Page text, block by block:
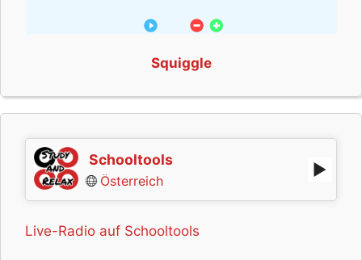
Squiggle
Schooltools
Österreich
Live-Radio auf Schooltools